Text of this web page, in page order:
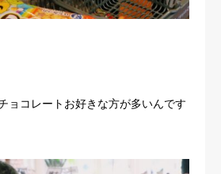
ョコレートお好きな方が多いんです